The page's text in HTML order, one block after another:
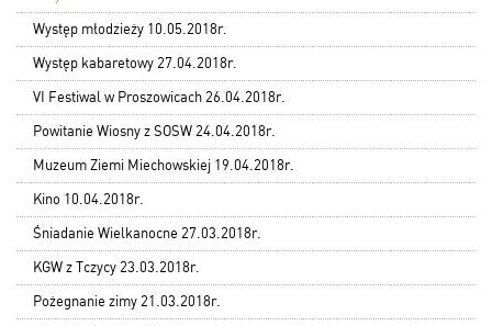
Występ młodzieży 10.05.2018r.
Występ kabaretowy 27.04.2018r.
VI Festiwal w Proszowicach 26.04.2018r.
Powitanie Wiosny z SOSW 24.04.2018r.
Muzeum Ziemi Miechowskiej 19.04.2018r.
Kino 10.04.2018r.
Śniadanie Wielkanocne 27.03.2018r.
KGW z Tczycy 23.03.2018r.
Pożegnanie zimy 21.03.2018r.